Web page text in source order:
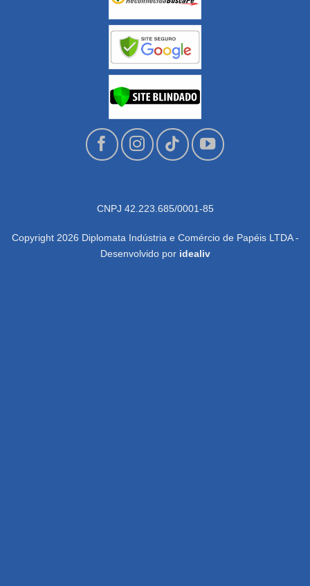
CNPJ 42.223.685/0001-85
Copyright 2026 Diplomata Indústria e Comércio de Papéis LTDA -
Desenvolvido por idealiv